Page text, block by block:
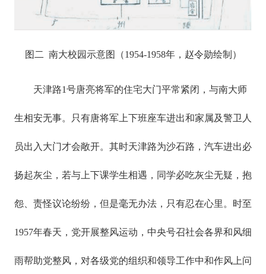
图二 南大校园示意图（1954-1958年，赵令勋绘制）
天津路1号唐亮将军的住宅大门平常紧闭，与南大师
生相安无事。只有唐将军上下班座车进出和家属及警卫人
员出入大门才会敞开。其时天津路为沙石路，汽车进出必
扬起灰尘，若与上下课学生相遇，同学必吃灰尘无疑，抱
怨、责怪议论纷纷，但是毫无办法，只有忍在心里。时至
1957年春天，党开展整风运动，中央号召社会各界和风细
雨帮助党整风，对各级党的组织和领导工作中和作风上问